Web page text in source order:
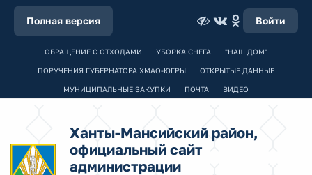
Полная версия Войти
ОБРАЩЕНИЕ С ОТХОДАМИ УБОРКА СНЕГА "НАШ ДОМ"
ПОРУЧЕНИЯ ГУБЕРНАТОРА ХМАО-ЮГРЫ ОТКРЫТЫЕ ДАННЫЕ
МУНИЦИПАЛЬНЫЕ ЗАКУПКИ ПОЧТА ВИДЕО
Ханты-Мансийский район,
официальный сайт
администрации